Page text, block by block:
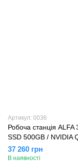
Артикул: 0036
Робоча станція
SSD 500GB / NVIDIA
37 260 грн
В наявності